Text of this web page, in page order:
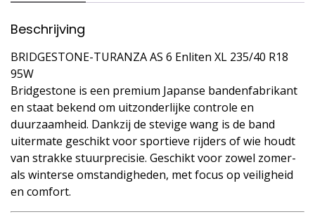
Beschrijving
BRIDGESTONE-TURANZA AS 6 Enliten XL 235/40 R18
95W
Bridgestone is een premium Japanse bandenfabrikant
en staat bekend om uitzonderlijke controle en
duurzaamheid. Dankzij de stevige wang is de band
uitermate geschikt voor sportieve rijders of wie houdt
van strakke stuurprecisie. Geschikt voor zowel zomer-
als winterse omstandigheden, met focus op veiligheid
en comfort.